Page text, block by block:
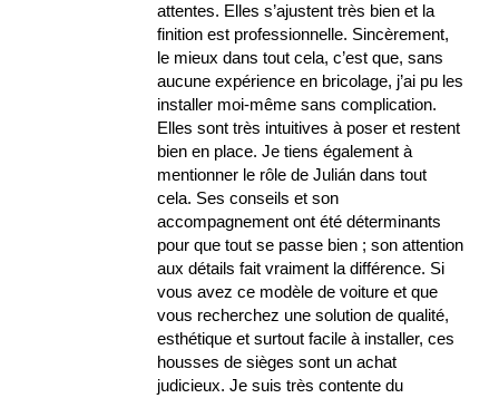
attentes. Elles s’ajustent très bien et la
finition est professionnelle. Sincèrement,
le mieux dans tout cela, c’est que, sans
aucune expérience en bricolage, j’ai pu les
installer moi-même sans complication.
Elles sont très intuitives à poser et restent
bien en place. Je tiens également à
mentionner le rôle de Julián dans tout
cela. Ses conseils et son
accompagnement ont été déterminants
pour que tout se passe bien ; son attention
aux détails fait vraiment la différence. Si
vous avez ce modèle de voiture et que
vous recherchez une solution de qualité,
esthétique et surtout facile à installer, ces
housses de sièges sont un achat
judicieux. Je suis très contente du